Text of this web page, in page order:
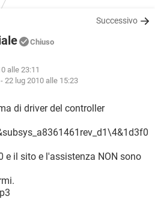
WHATSAPP
WHATSAPP
GAMING
WINDOWS 10
WHATSAPP
GAMING
WINDOWS 10
WHATSAPP
FACEBOOK
GAMING
Successivo
Chiuso
alle 23:11
- 22 lug 2010 alle 15:23
di driver del controller
e il sito e l'assistenza NON sono